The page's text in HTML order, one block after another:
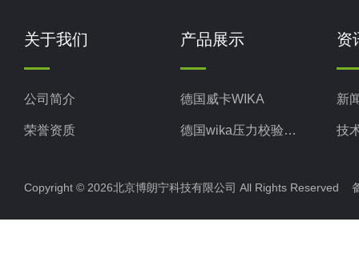
关于我们
公司简介
荣誉资质
产品展示
德国威卡WIKA
德国wika压力校验系统
美国固瑞克GRACO
意大利ELETTROTEC压力开关
资
新
技
Copyright © 2026北京博朗宁科技有限公司 All Rights Reserved